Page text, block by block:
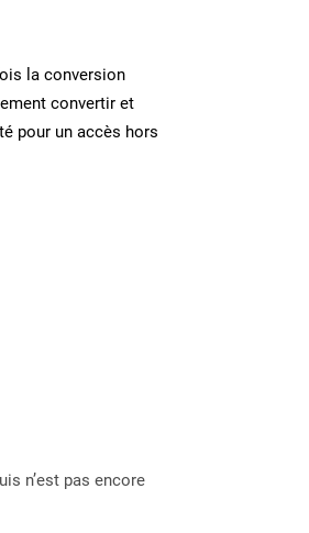
la conversion
convertir et
pour un accès hors
n’est pas encore